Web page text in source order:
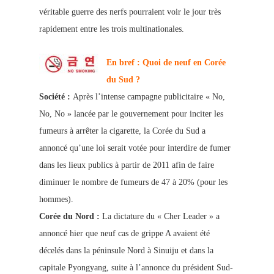
véritable guerre des nerfs pourraient voir le jour très
rapidement entre les trois multinationales.
En bref : Quoi de neuf en Corée
du Sud ?
Société : Après l’intense campagne publicitaire « No,
No, No » lancée par le gouvernement pour inciter les
fumeurs à arrêter la cigarette, la Corée du Sud a
annoncé qu’une loi serait votée pour interdire de fumer
dans les lieux publics à partir de 2011 afin de faire
diminuer le nombre de fumeurs de 47 à 20% (pour les
hommes).
Corée du Nord : La dictature du « Cher Leader » a
annoncé hier que neuf cas de grippe A avaient été
décelés dans la péninsule Nord à Sinuiju et dans la
capitale Pyongyang, suite à l’annonce du président Sud-